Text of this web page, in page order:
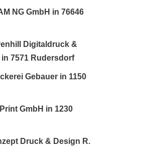
NG GmbH in 76646
Digitaldruck &
7571 Rudersdorf
Gebauer in 1150
GmbH in 1230
Druck & Design R.